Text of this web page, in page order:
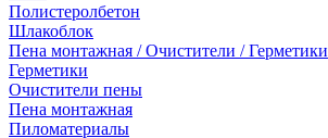
Полистеролбетон
Шлакоблок
Пена монтажная / Очистители / Герметики
Герметики
Очистители пены
Пена монтажная
Пиломатериалы